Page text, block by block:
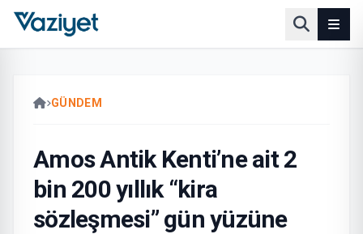
GÜNDEM
Amos Antik Kenti’ne ait 2
bin 200 yıllık “kira
sözleşmesi” gün yüzüne